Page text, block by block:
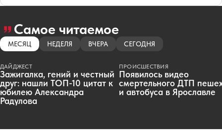
Самое читаемое
МЕСЯЦ НЕДЕЛЯ ВЧЕРА СЕГОДНЯ
ДАЙДЖЕСТ
Зажигалка, гений и честный
друг: нашли ТОП-10 цитат к
юбилею Александра
Радулова
ПРОИСШЕСТВИЯ
Появилось видео
смертельного ДТП
и автобуса в Ярославле